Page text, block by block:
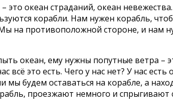
это океан страданий, океан
корабли. Нам нужен корабль,
на противоположной стороне, и нам
океан, ему нужны попутные ветра –
всё это есть. Чего у нас нет? У нас
мы будем оставаться на корабле, а
проезжают немного и